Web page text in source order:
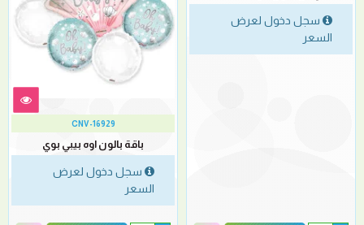
سجل دخول لعرض
السعر
CNV-16929
باقة بالون اوه بيبي بوي
سجل دخول لعرض
السعر